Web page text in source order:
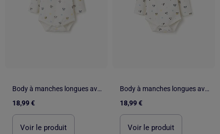
Body à manches longues avec motif Minnie
18,99 €
Voir le produit
Body à manches longues avec motif Mickey
18,99 €
Voir le produit